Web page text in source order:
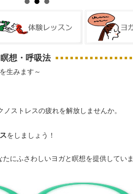
想・呼吸法
生みます～
ストレスの疲れを解放しませんか。
をしましょう！
にふさわしいヨガと瞑想を提供していま